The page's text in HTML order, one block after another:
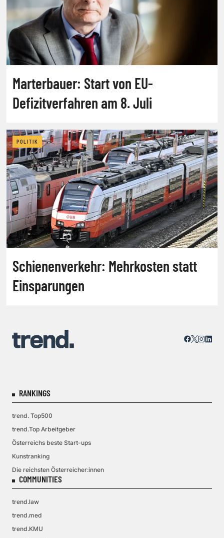
Marterbauer: Start von EU-
Defizitverfahren am 8. Juli
POLITIK
Schienenverkehr: Mehrkosten statt
Einsparungen
RANKINGS
trend. Top500
trend.Top Arbeitgeber
Österreichs beste Start-ups
Kunstranking
Die reichsten Österreicher:innen
COMMUNITIES
trend.law
trend.med
trend.KMU